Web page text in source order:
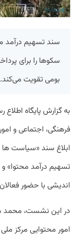
سند تسهیم درآمد
سکوها را برای
بومی تقویت می‌کند.
به گزارش پایگاه
فرهنگی، اجتماعی و
ابلاغ سند «سیاست ها
تسهیم درآمد
اندیشی با حضور
در این نشست، محمد
امور محتوایی مرکز